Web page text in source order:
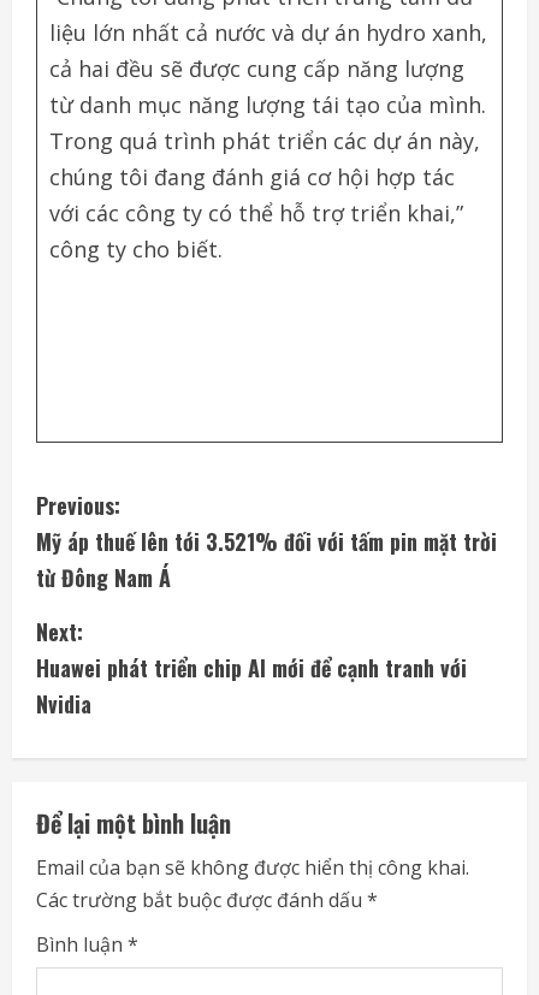
liệu lớn nhất cả nước và dự án hydro xanh,
cả hai đều sẽ được cung cấp năng lượng
từ danh mục năng lượng tái tạo của mình.
Trong quá trình phát triển các dự án này,
chúng tôi đang đánh giá cơ hội hợp tác
với các công ty có thể hỗ trợ triển khai,”
công ty cho biết.
C
o
n
t
i
n
u
e
R
e
Previous:
Mỹ áp thuế lên tới 3.521% đối với tấm pin mặt trời
từ Đông Nam Á
Next:
Huawei phát triển chip AI mới để cạnh tranh với
Nvidia
Để lại một bình luận
Email của bạn sẽ không được hiển thị công khai.
Các trường bắt buộc được đánh dấu *
Bình luận *